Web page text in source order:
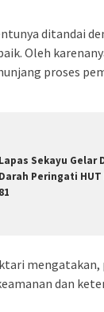
ditandai
Oleh
proses
Lapas Sekayu Gelar
Darah Peringati HUT
81
dan